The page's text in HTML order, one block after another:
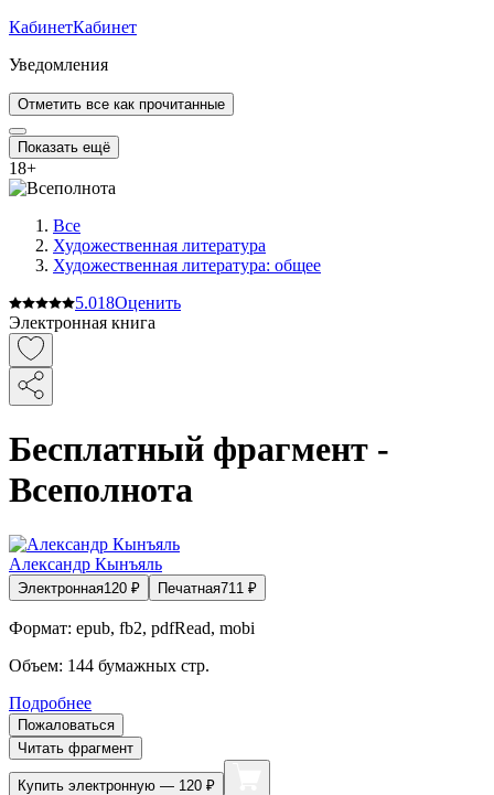
КабинетКабинет
Уведомления
Отметить все как прочитанные
Показать ещё
18+
Все
Художественная литература
Художественная литература: общее
5.018Оценить
Электронная книга
Бесплатный фрагмент -
Всеполнота
Александр Кынъяль
Электронная120 ₽ Печатная711 ₽
Формат: epub, fb2, pdfRead, mobi
Объем: 144 бумажных стр.
Подробнее
Пожаловаться
Читать фрагмент
Купить электронную — 120 ₽